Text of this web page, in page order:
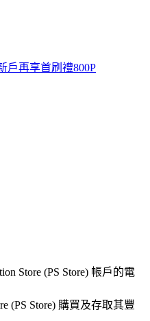
戶再享首刷禮800P
Store (PS Store) 帳戶的電
(PS Store) 購買及存取其豐